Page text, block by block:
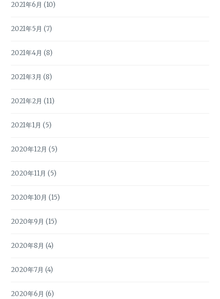
2021年6月 (10)
2021年5月 (7)
2021年4月 (8)
2021年3月 (8)
2021年2月 (11)
2021年1月 (5)
2020年12月 (5)
2020年11月 (5)
2020年10月 (15)
2020年9月 (15)
2020年8月 (4)
2020年7月 (4)
2020年6月 (6)